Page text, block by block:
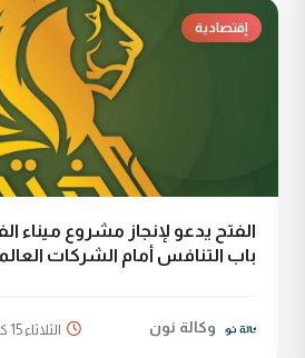
إقتصادية
الفتح يدعو لإنجاز مشروع ميناء
باب التنافس أمام الشركات
وكالة نون الثلاثاء 15 كانون الأول 2020